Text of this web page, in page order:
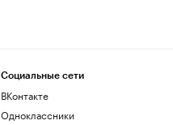
Социальные сети
ВКонтакте
Одноклассники